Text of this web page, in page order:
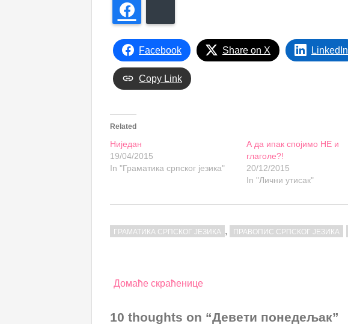
Facebook Share on X LinkedIn
Copy Link
Related
Ниједан
19/04/2015
In "Граматика српског језика"
А да ипак спојимо НЕ и
глаголе?!
20/12/2015
In "Лични утисак"
ГРАМАТИКА СРПСКОГ ЈЕЗИКА , ПРАВОПИС СРПСКОГ ЈЕЗИКА
Post
Домаће скраћенице
10 thoughts on “Девети понедељак”